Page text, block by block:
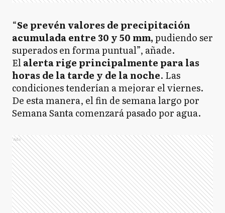
“Se prevén valores de precipitación
acumulada entre 30 y 50 mm,pudiendo ser
superados en forma puntual”, añade.
Elalerta rige principalmente para las
horas de la tarde y de la noche. Las
condiciones tenderían a mejorar el viernes.
De esta manera, el fin de semana largo por
Semana Santa comenzará pasado por agua.
Ads